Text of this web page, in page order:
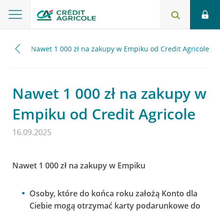
2025 Nawet 1 000 zł na zakupy w Empiku od Credit Agricole
Nawet 1 000 zł na zakupy w
Empiku od Credit Agricole
16.09.2025
Nawet 1 000 zł na zakupy w Empiku
Osoby, które do końca roku założą Konto dla
Ciebie mogą otrzymać karty podarunkowe do